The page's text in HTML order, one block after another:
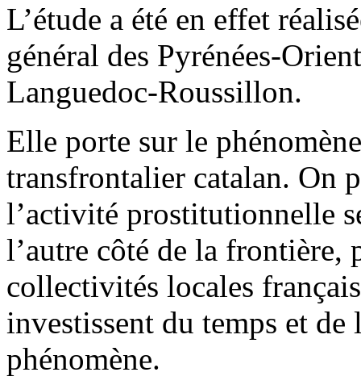
L’étude a été en effet
général des Pyrénées-
Languedoc-Roussillon.
Elle porte sur le
transfrontalier catalan. On
l’activité prostitutionnelle
l’autre côté de la frontière,
collectivités locales
investissent du temps et de
phénomène.